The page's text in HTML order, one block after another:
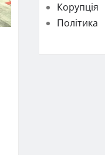
Корупція
Політика